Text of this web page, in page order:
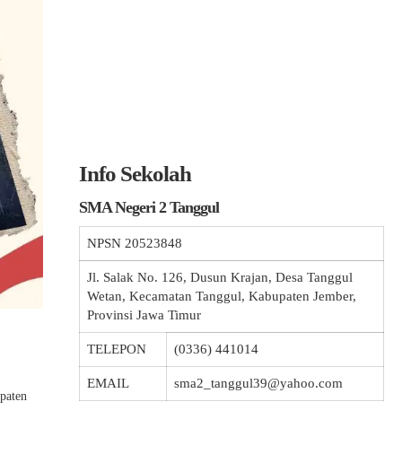
Info Sekolah
SMA Negeri 2 Tanggul
NPSN 20523848
Jl. Salak No. 126, Dusun Krajan, Desa Tanggul
Wetan, Kecamatan Tanggul, Kabupaten Jember,
Provinsi Jawa Timur
TELEPON (0336) 441014
EMAIL sma2_tanggul39@yahoo.com